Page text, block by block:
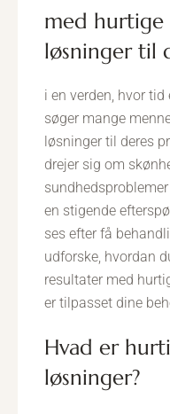
med
løsninger til
i en verden, hvor
søger mange
løsninger til deres
drejer sig om
en stigende
ses efter få
udforske, hvordan
resultater med
er tilpasset dine
hvad er hurtige og effektive
løsninger?